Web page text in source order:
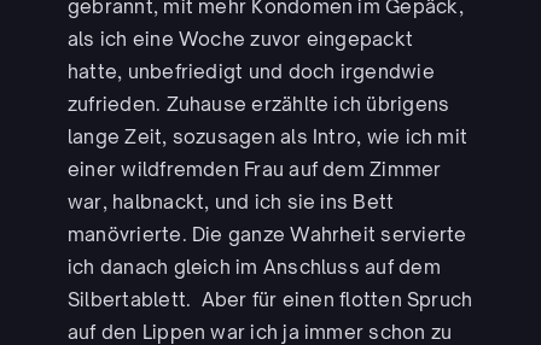
gebrannt, mit mehr Kondomen im Gepäck,
als ich eine Woche zuvor eingepackt
hatte, unbefriedigt und doch irgendwie
zufrieden. Zuhause erzählte ich übrigens
lange Zeit, sozusagen als Intro, wie ich mit
einer wildfremden Frau auf dem Zimmer
war, halbnackt, und ich sie ins Bett
manövrierte. Die ganze Wahrheit servierte
ich danach gleich im Anschluss auf dem
Silbertablett. Aber für einen flotten Spruch
auf den Lippen war ich ja immer schon zu